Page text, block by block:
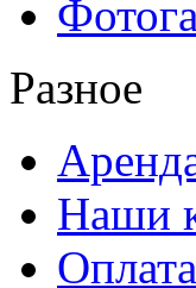
Разное
Наши